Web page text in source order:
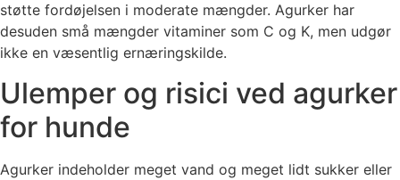
støtte fordøjelsen i moderate mængder. Agurker har
desuden små mængder vitaminer som C og K, men udgør
ikke en væsentlig ernæringskilde.
Ulemper og risici ved agurker
for hunde
Agurker indeholder meget vand og meget lidt sukker eller